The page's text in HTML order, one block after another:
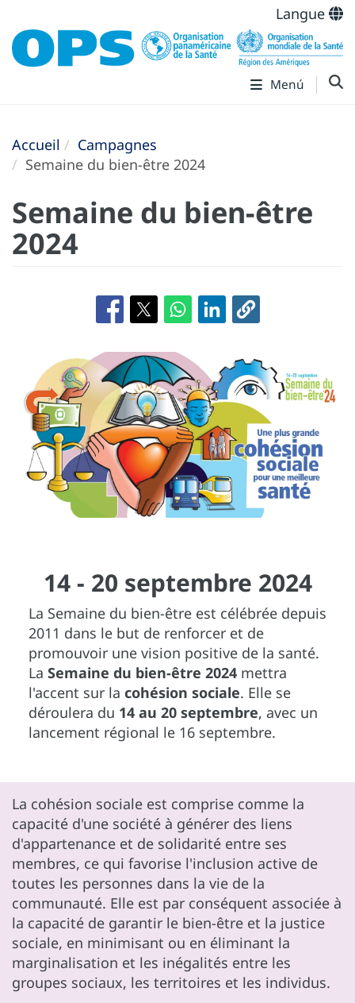
Langue
Menú
Accueil
Campagnes
Semaine du bien-être 2024
Semaine du bien-être
2024
14 - 20 septembre 2024
La Semaine du bien-être est célébrée depuis
2011 dans le but de renforcer et de
promouvoir une vision positive de la santé.
La Semaine du bien-être 2024mettra
l'accent sur la cohésion sociale. Elle se
déroulera du 14 au 20 septembre, avec un
lancement régional le 16 septembre.
La cohésion sociale est comprise comme la
capacité d'une société à générer des liens
d'appartenance et de solidarité entre ses
membres, ce qui favorise l'inclusion active de
toutes les personnes dans la vie de la
communauté. Elle est par conséquent associée à
la capacité de garantir le bien-être et la justice
sociale, en minimisant ou en éliminant la
marginalisation et les inégalités entre les
groupes sociaux, les territoires et les individus.